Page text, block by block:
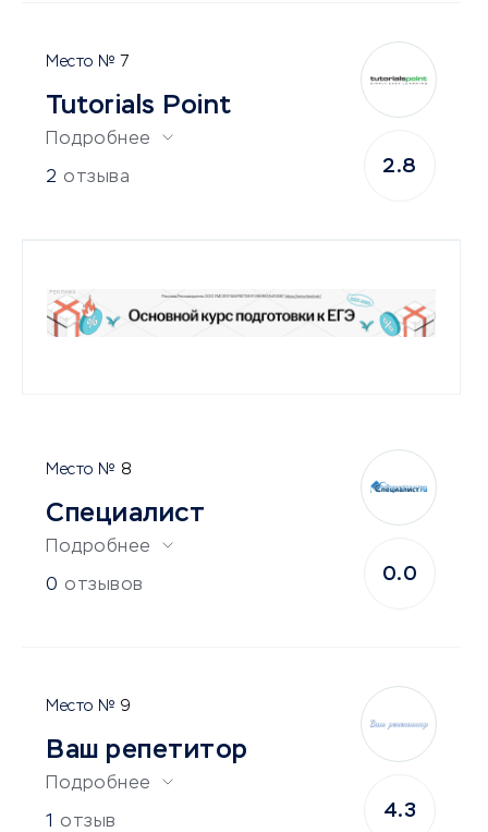
7
Tutorials Point
Подробнее
2 отзыва
2.8
8
Специалист
Подробнее
0 отзывов
0.0
9
Ваш репетитор
Подробнее
1 отзыв
4.3